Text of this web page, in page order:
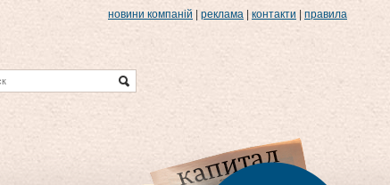
новини компаній реклама контакти правила